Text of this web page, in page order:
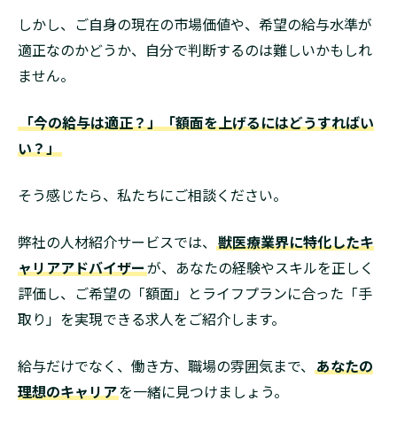
しかし、ご自身の現在の市場価値や、希望の給与水準が
適正なのかどうか、自分で判断するのは難しいかもしれ
ません。
「今の給与は適正？」「額面を上げるにはどうすればい
い？」
そう感じたら、私たちにご相談ください。
弊社の人材紹介サービスでは、 獣医療業界に特化したキ
ャリアアドバイザーが、あなたの経験やスキルを正しく
評価し、ご希望の「額面」とライフプランに合った「手
取り」を実現できる求人をご紹介します。
給与だけでなく、働き方、職場の雰囲気まで、 あなたの
理想のキャリアを一緒に見つけましょう。